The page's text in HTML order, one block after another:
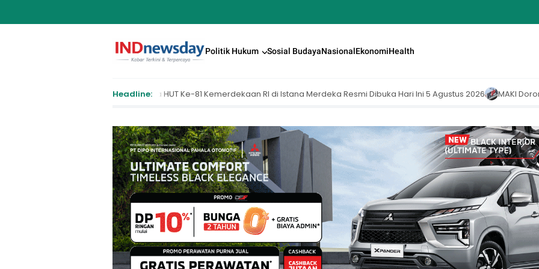
Politik Hukum Sosial BudayaNasionalEkonomiHealth
Headline:
Peserta Upacara HUT Ke-81 Kemerdekaan RI di Istana Merdeka Resmi Dibuka Hari Ini 5 Agustus 2026 MAKI Dorong KPK Buka Nama